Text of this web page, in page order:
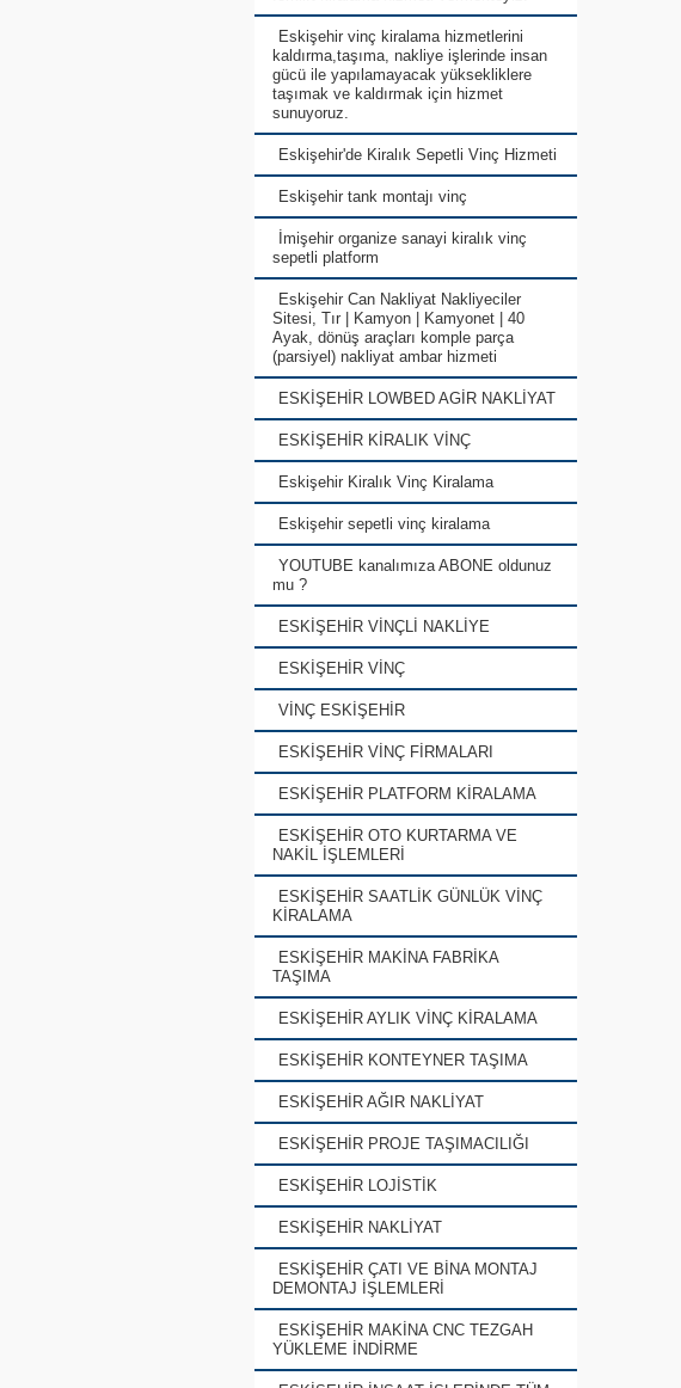
Eskişehir vinç kiralama hizmetlerini
kaldırma,taşıma, nakliye işlerinde insan
gücü ile yapılamayacak yüksekliklere
taşımak ve kaldırmak için hizmet
sunuyoruz.
Eskişehir'de Kiralık Sepetli Vinç Hizmeti
Eskişehir tank montajı vinç
İmişehir organize sanayi kiralık vinç
sepetli platform
Eskişehir Can Nakliyat Nakliyeciler
Sitesi, Tır | Kamyon | Kamyonet | 40
Ayak, dönüş araçları komple parça
(parsiyel) nakliyat ambar hizmeti
ESKİŞEHİR LOWBED AGİR NAKLİYAT
ESKİŞEHİR KİRALIK VİNÇ
Eskişehir Kiralık Vinç Kiralama
Eskişehir sepetli vinç kiralama
YOUTUBE kanalımıza ABONE oldunuz
mu ?
ESKİŞEHİR VİNÇLİ NAKLİYE
ESKİŞEHİR VİNÇ
VİNÇ ESKİŞEHİR
ESKİŞEHİR VİNÇ FİRMALARI
ESKİŞEHİR PLATFORM KİRALAMA
ESKİŞEHİR OTO KURTARMA VE
NAKİL İŞLEMLERİ
ESKİŞEHİR SAATLİK GÜNLÜK VİNÇ
KİRALAMA
ESKİŞEHİR MAKİNA FABRİKA
TAŞIMA
ESKİŞEHİR AYLIK VİNÇ KİRALAMA
ESKİŞEHİR KONTEYNER TAŞIMA
ESKİŞEHİR AĞIR NAKLİYAT
ESKİŞEHİR PROJE TAŞIMACILIĞI
ESKİŞEHİR LOJİSTİK
ESKİŞEHİR NAKLİYAT
ESKİŞEHİR ÇATI VE BİNA MONTAJ
DEMONTAJ İŞLEMLERİ
ESKİŞEHİR MAKİNA CNC TEZGAH
YÜKLEME İNDİRME